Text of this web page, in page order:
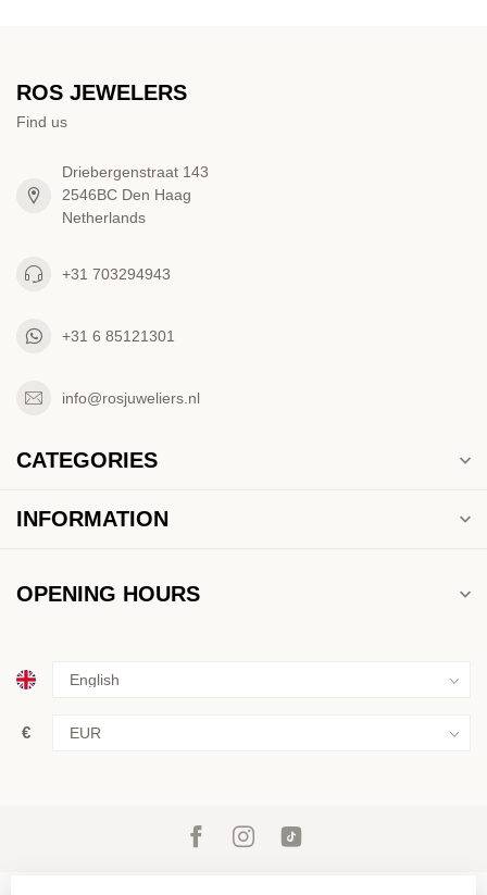
ROS JEWELERS
Find us
Driebergenstraat 143
2546BC Den Haag
Netherlands
+31 703294943
+31 6 85121301
info@rosjuweliers.nl
CATEGORIES
INFORMATION
OPENING HOURS
€